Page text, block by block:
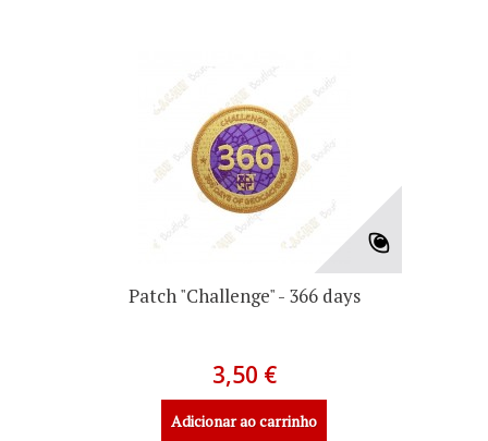
Patch "Challenge" - 366 days
3,50 €
Adicionar ao carrinho